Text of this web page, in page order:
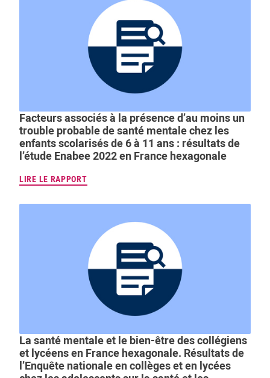
Facteurs associés à la présence d’au moins un
trouble probable de santé mentale chez les
enfants scolarisés de 6 à 11 ans : résultats de
l’étude Enabee 2022 en France hexagonale
LIRE LE RAPPORT
La santé mentale et le bien-être des collégiens
et lycéens en France hexagonale. Résultats de
l’Enquête nationale en collèges et en lycées